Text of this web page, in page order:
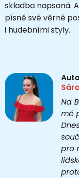
skladba napsaná.
písně své věrné
i hudebními styly.
Na
mě
pro